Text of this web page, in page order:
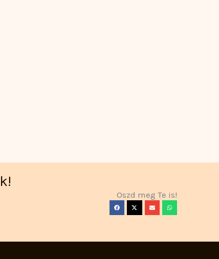
Oszd meg Te is!